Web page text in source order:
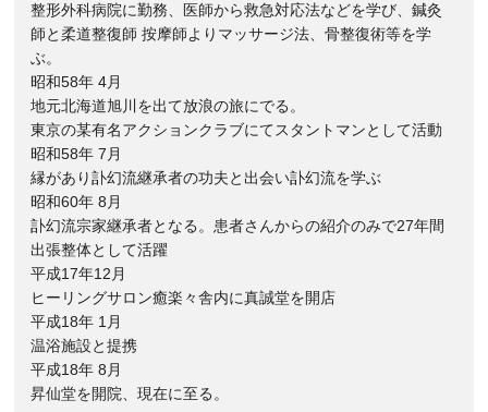
整形外科病院に勤務、医師から救急対応法などを学び、鍼灸
師と柔道整復師 按摩師よりマッサージ法、骨整復術等を学
ぶ。
昭和58年 4月
地元北海道旭川を出て放浪の旅にでる。
東京の某有名アクションクラブにてスタントマンとして活動
昭和58年 7月
縁があり訃幻流継承者の功夫と出会い訃幻流を学ぶ
昭和60年 8月
訃幻流宗家継承者となる。患者さんからの紹介のみで27年間
出張整体として活躍
平成17年12月
ヒーリングサロン癒楽々舎内に真誠堂を開店
平成18年 1月
温浴施設と提携
平成18年 8月
昇仙堂を開院、現在に至る。